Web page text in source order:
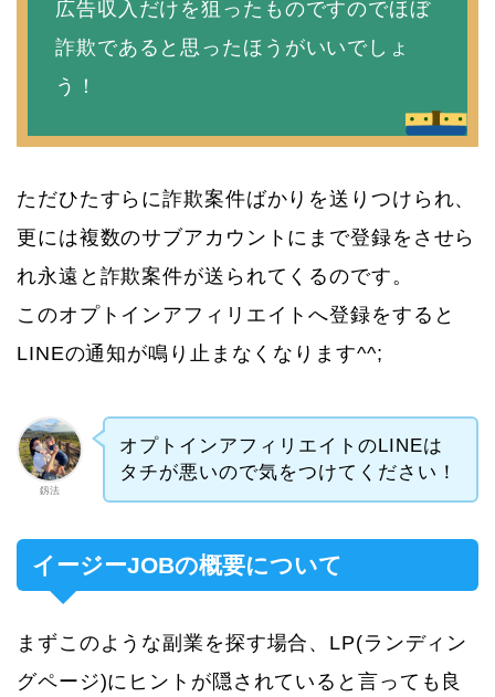
広告収入だけを狙ったものですのでほぼ
詐欺であると思ったほうがいいでしょ
う！
ただひたすらに詐欺案件ばかりを送りつけられ、
更には複数のサブアカウントにまで登録をさせら
れ永遠と詐欺案件が送られてくるのです。
このオプトインアフィリエイトへ登録をすると
LINEの通知が鳴り止まなくなります^^;
釼法
オプトインアフィリエイトのLINEは
タチが悪いので気をつけてください！
イージーJOBの概要について
まずこのような副業を探す場合、LP(ランディン
グページ)にヒントが隠されていると言っても良